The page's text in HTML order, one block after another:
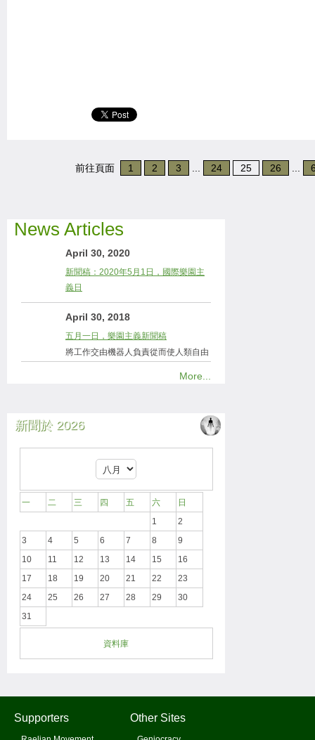
前往頁面 1 2 3 24 25 26
News Articles
April 30, 2020
新聞稿：2020年5月1日，國際樂園主
義日
April 30, 2018
五月一日，樂園主義新聞稿
將工作交由機器人負責從而使人類自由
More...
新聞於 2026
一 二 三 四 五 六
日
1
2
3
4 5 6 7 8
9
10
11 12 13 14 15
16
17
18 19 20 21 22
23
24
25 26 27 28 29
30
31
資料庫
Supporters Other Sites